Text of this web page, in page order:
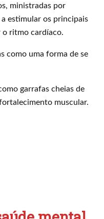
ministradas por
estimular os principais
o ritmo cardíaco.
como uma forma de se
garrafas cheias de
muscular.